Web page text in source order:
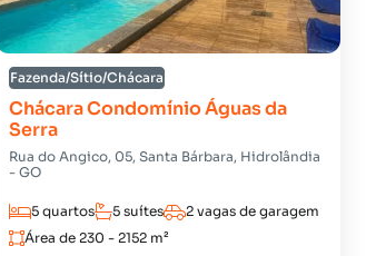
Fazenda/Sítio/Chácara
Chácara Condomínio Águas da
Serra
Rua do Angico, 05, Santa Bárbara, Hidrolândia
- GO
5 quartos 5 suítes
2 vagas de garagem
Área de 230 - 2152 m²